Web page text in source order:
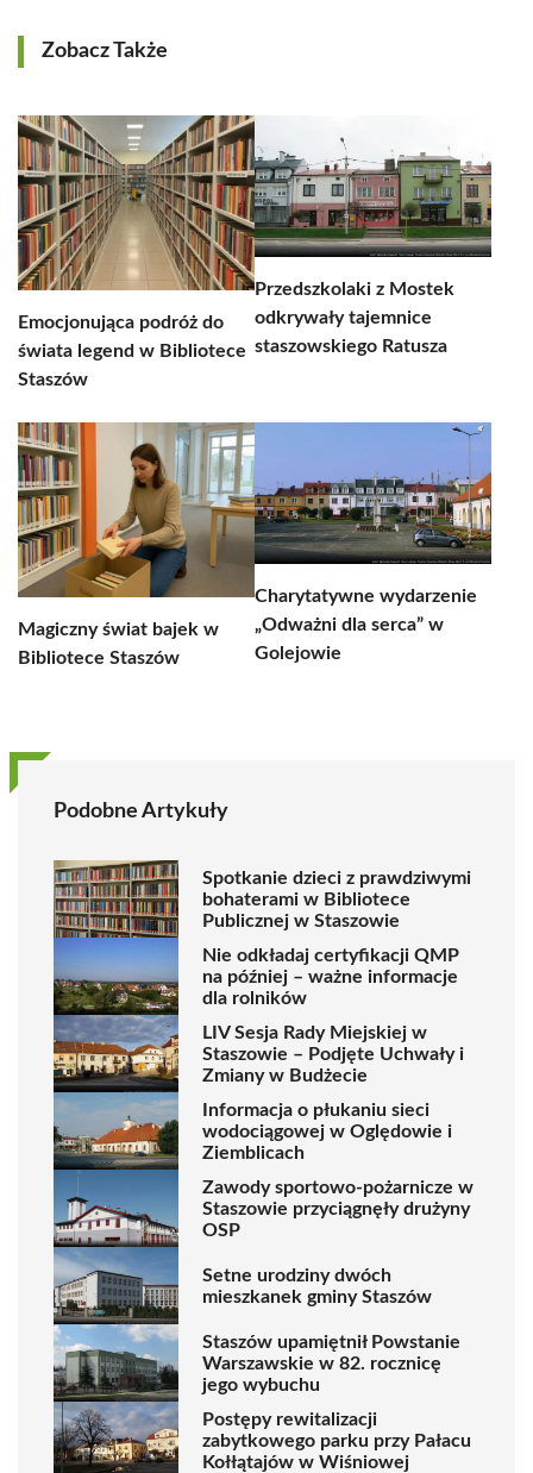
Zobacz Także
Emocjonująca podróż do
świata legend w Bibliotece
Staszów
Przedszkolaki z Mostek
odkrywały tajemnice
staszowskiego Ratusza
Magiczny świat bajek w
Bibliotece Staszów
Charytatywne wydarzenie
„Odważni dla serca” w
Golejowie
Podobne Artykuły
Spotkanie dzieci z prawdziwymi
bohaterami w Bibliotece
Publicznej w Staszowie
Nie odkładaj certyfikacji QMP
na później – ważne informacje
dla rolników
LIV Sesja Rady Miejskiej w
Staszowie – Podjęte Uchwały i
Zmiany w Budżecie
Informacja o płukaniu sieci
wodociągowej w Oględowie i
Ziemblicach
Zawody sportowo-pożarnicze w
Staszowie przyciągnęły drużyny
OSP
Setne urodziny dwóch
mieszkanek gminy Staszów
Staszów upamiętnił Powstanie
Warszawskie w 82. rocznicę
jego wybuchu
Postępy rewitalizacji
zabytkowego parku przy Pałacu
Kołłątajów w Wiśniowej